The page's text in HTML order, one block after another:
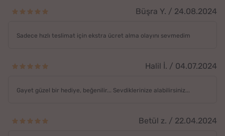
Büşra Y. / 24.08.2024
Sadece hızlı teslimat için ekstra ücret alma olayını sevmedim
Halil İ. / 04.07.2024
Gayet güzel bir hediye, beğenilir... Sevdiklerinize alabilirsiniz...
Betül z. / 22.04.2024